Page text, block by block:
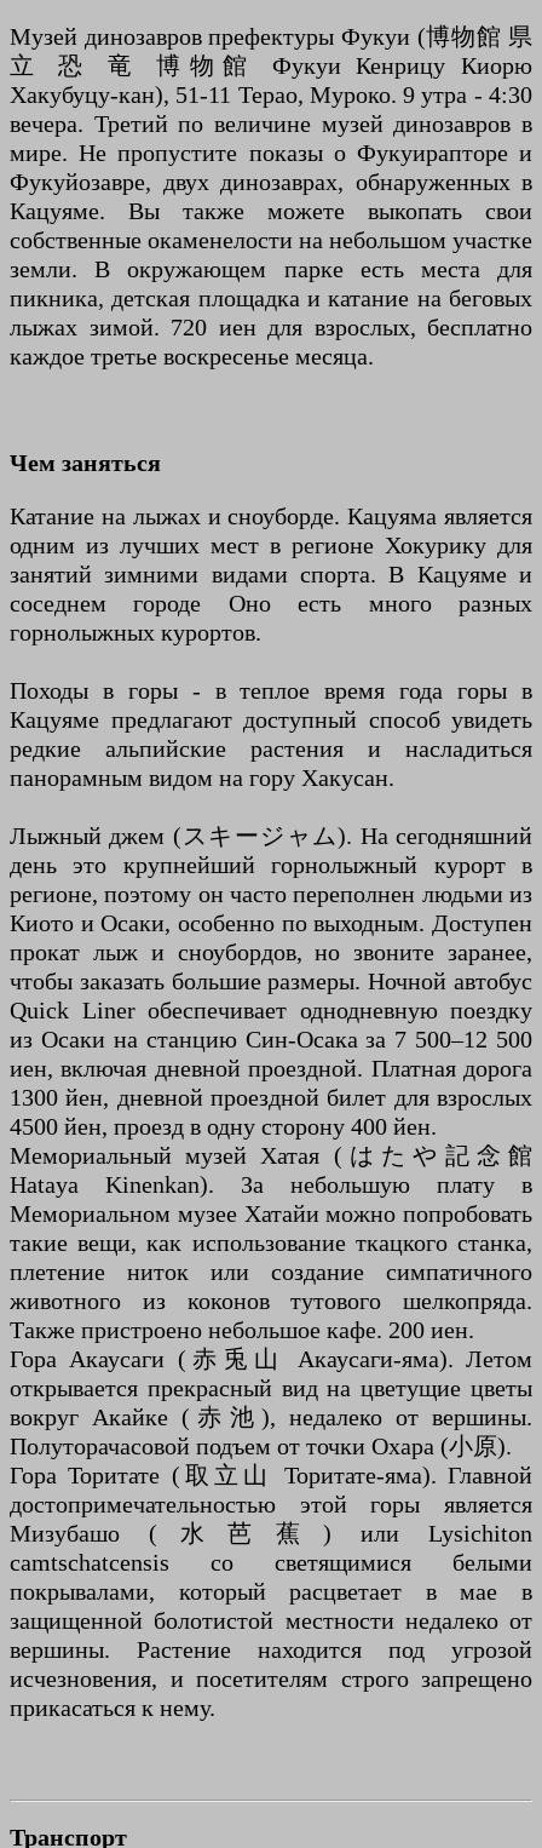
Музей динозавров префектуры Фукуи (博物館 県
立 恐 竜 博物館 Фукуи Кенрицу Киорю
Хакубуцу-кан), 51-11 Терао, Муроко. 9 утра - 4:30
вечера. Третий по величине музей динозавров в
мире. Не пропустите показы о Фукуирапторе и
Фукуйозавре, двух динозаврах, обнаруженных в
Кацуяме. Вы также можете выкопать свои
собственные окаменелости на небольшом участке
земли. В окружающем парке есть места для
пикника, детская площадка и катание на беговых
лыжах зимой. 720 иен для взрослых, бесплатно
каждое третье воскресенье месяца.
Чем заняться
Катание на лыжах и сноуборде. Кацуяма является
одним из лучших мест в регионе Хокурику для
занятий зимними видами спорта. В Кацуяме и
соседнем городе Оно есть много разных
горнолыжных курортов.
Походы в горы - в теплое время года горы в
Кацуяме предлагают доступный способ увидеть
редкие альпийские растения и насладиться
панорамным видом на гору Хакусан.
Лыжный джем (スキージャム). На сегодняшний
день это крупнейший горнолыжный курорт в
регионе, поэтому он часто переполнен людьми из
Киото и Осаки, особенно по выходным. Доступен
прокат лыж и сноубордов, но звоните заранее,
чтобы заказать большие размеры. Ночной автобус
Quick Liner обеспечивает однодневную поездку
из Осаки на станцию Син-Осака за 7 500–12 500
иен, включая дневной проездной. Платная дорога
1300 йен, дневной проездной билет для взрослых
4500 йен, проезд в одну сторону 400 йен.
Мемориальный музей Хатая (はたや記念館
Hataya Kinenkan). За небольшую плату в
Мемориальном музее Хатайи можно попробовать
такие вещи, как использование ткацкого станка,
плетение ниток или создание симпатичного
животного из коконов тутового шелкопряда.
Также пристроено небольшое кафе. 200 иен.
Гора Акаусаги (赤兎山 Акаусаги-яма). Летом
открывается прекрасный вид на цветущие цветы
вокруг Акайке (赤池), недалеко от вершины.
Полуторачасовой подъем от точки Охара (小原).
Гора Торитате (取立山 Торитате-яма). Главной
достопримечательностью этой горы является
Мизубашо (水芭蕉) или Lysichiton
camtschatcensis со светящимися белыми
покрывалами, который расцветает в мае в
защищенной болотистой местности недалеко от
вершины. Растение находится под угрозой
исчезновения, и посетителям строго запрещено
прикасаться к нему.
Транспорт